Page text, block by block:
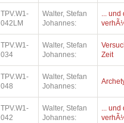
TPV.W1-
042LM
Walter, Stefan
Johannes:
... und
TPV.W1-
034
Walter, Stefan
Johannes:
Zeit
TPV.W1-
048
Walter, Stefan
Johannes:
TPV.W1-
042
Walter, Stefan
Johannes:
... und